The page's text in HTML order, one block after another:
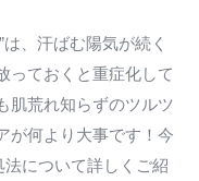
、汗ばむ陽気が続く
っておくと重症化して
肌荒れ知らずのツルツ
が何より大事です！今
法について詳しくご紹